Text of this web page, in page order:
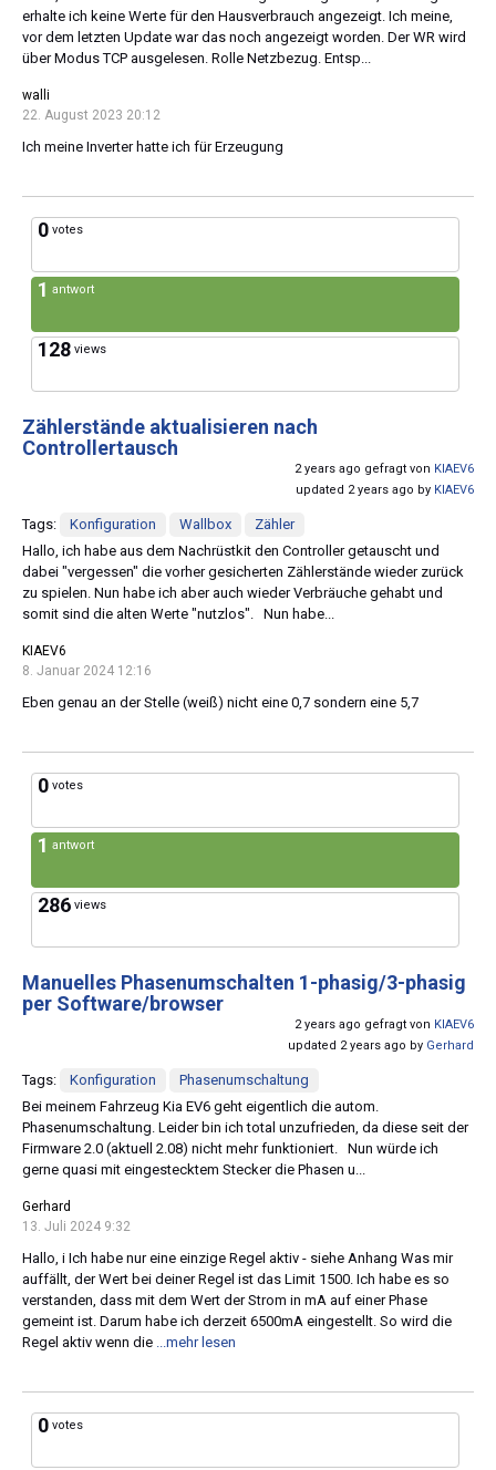
erhalte ich keine Werte für den Hausverbrauch angezeigt. Ich meine,
vor dem letzten Update war das noch angezeigt worden. Der WR wird
über Modus TCP ausgelesen. Rolle Netzbezug. Entsp...
walli
22. August 2023 20:12
Ich meine Inverter hatte ich für Erzeugung
0 votes
1 antwort
128 views
Zählerstände aktualisieren nach
Controllertausch
2 years ago gefragt von KIAEV6
updated 2 years ago by KIAEV6
Tags: Konfiguration Wallbox
Zähler
Hallo, ich habe aus dem Nachrüstkit den Controller getauscht und
dabei "vergessen" die vorher gesicherten Zählerstände wieder zurück
zu spielen. Nun habe ich aber auch wieder Verbräuche gehabt und
somit sind die alten Werte "nutzlos". Nun habe...
KIAEV6
8. Januar 2024 12:16
Eben genau an der Stelle (weiß) nicht eine 0,7 sondern eine 5,7
0 votes
1 antwort
286 views
Manuelles Phasenumschalten 1-phasig/3-phasig
per Software/browser
2 years ago gefragt von KIAEV6
updated 2 years ago by Gerhard
Tags: Konfiguration
Phasenumschaltung
Bei meinem Fahrzeug Kia EV6 geht eigentlich die autom.
Phasenumschaltung. Leider bin ich total unzufrieden, da diese seit der
Firmware 2.0 (aktuell 2.08) nicht mehr funktioniert. Nun würde ich
gerne quasi mit eingestecktem Stecker die Phasen u...
Gerhard
13. Juli 2024 9:32
Hallo, i Ich habe nur eine einzige Regel aktiv - siehe Anhang Was mir
auffällt, der Wert bei deiner Regel ist das Limit 1500. Ich habe es so
verstanden, dass mit dem Wert der Strom in mA auf einer Phase
gemeint ist. Darum habe ich derzeit 6500mA eingestellt. So wird die
Regel aktiv wenn die
...mehr lesen
0 votes